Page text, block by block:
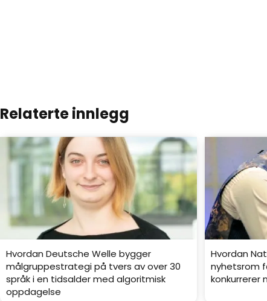
Relaterte innlegg
Hvordan Deutsche Welle bygger
målgruppestrategi på tvers av over 30
språk i en tidsalder med algoritmisk
oppdagelse
Hvordan
nyhetsrom
konkurrerer